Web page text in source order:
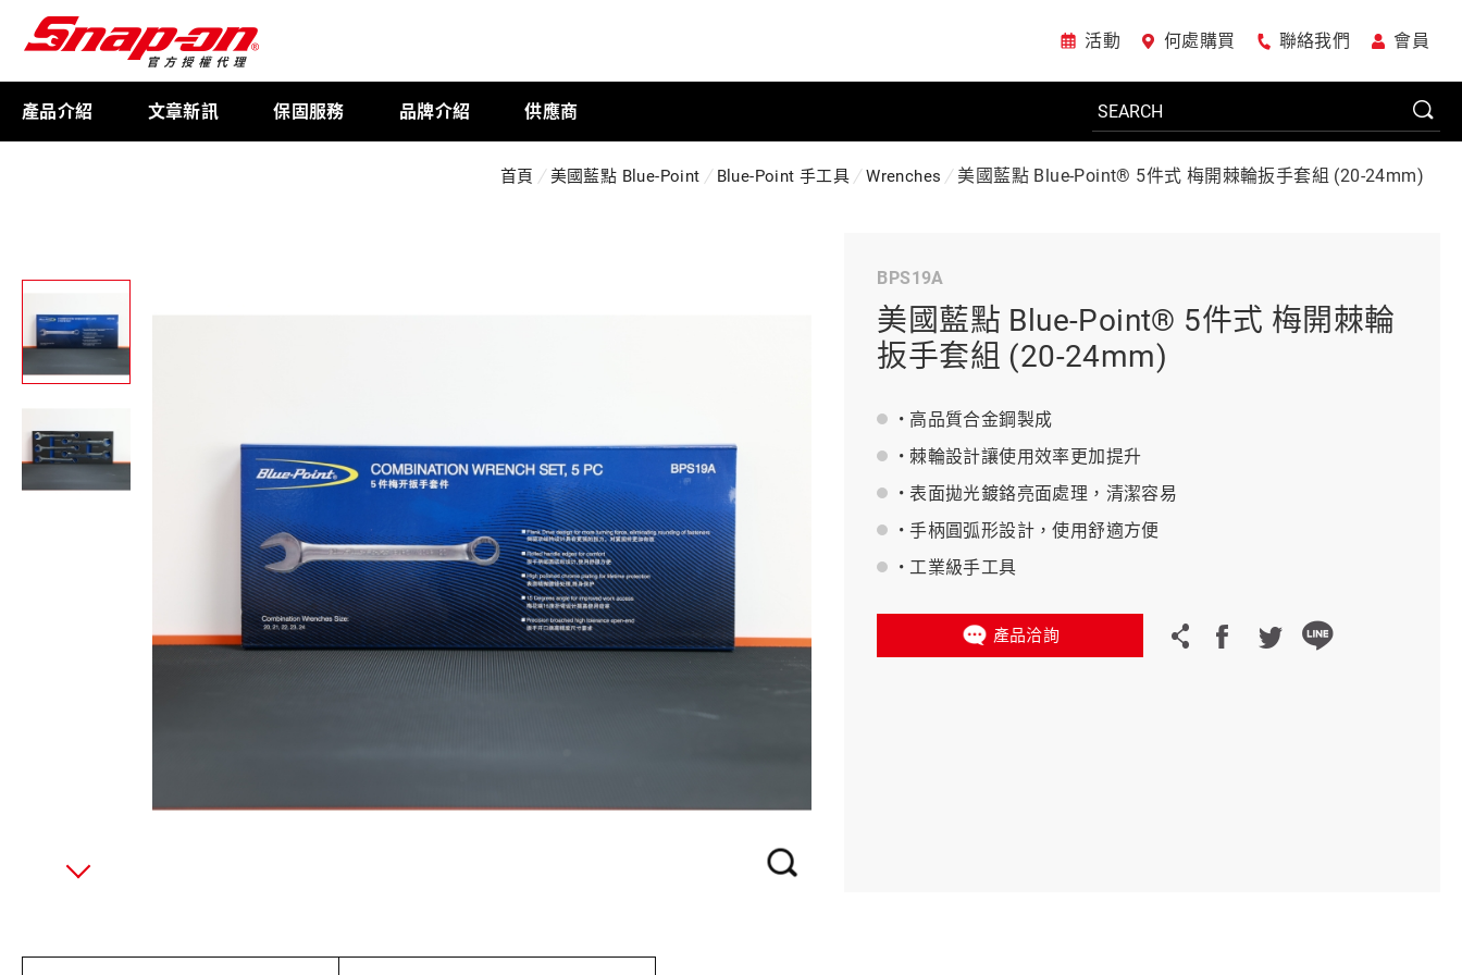
活動 何處購買 聯絡我們 會員
產品介紹
車廠專用工具
航太專用工具 工業半導體 美國JohnBean設備
美國藍點 Blue-Point BAHCO 瑞典魚牌
文章新訊 保固服務 品牌介紹 供應商
首頁 美國藍點 Blue-Point Blue-Point 手工具 Wrenches 美國藍點 Blue-Point® 5件式 梅開棘輪扳手套組 (20-24mm)
BPS19A
美國藍點 Blue-Point® 5件式 梅開棘輪
扳手套組 (20-24mm)
• 高品質合金鋼製成
• 棘輪設計讓使用效率更加提升
• 表面拋光鍍鉻亮面處理，清潔容易
• 手柄圓弧形設計，使用舒適方便
• 工業級手工具
產品洽詢